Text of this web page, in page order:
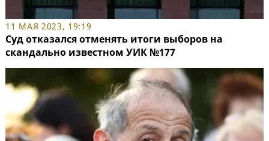
11 МАЯ 2023, 19:19
Суд отказался отменять итоги выборов на
скандально известном УИК №177